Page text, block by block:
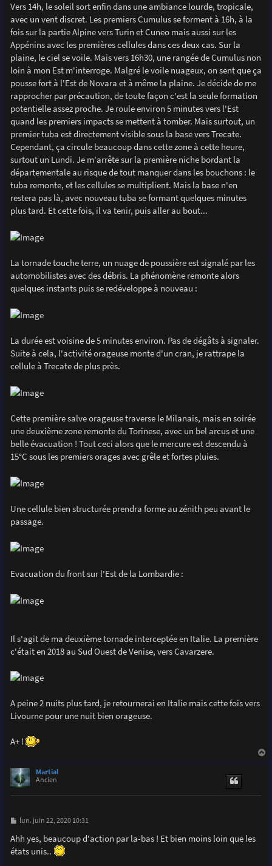
Vers 14h, le soleil sort enfin dans une ambiance lourde, tropicale,
avec un vent discret. Les premiers Cumulus se forment à 16h, à la
fois sur la partie Alpine vers Turin et Cuneo mais aussi sur les
Appénins avec les premières cellules dans ces deux cas. Sur la
plaine, le ciel se voile. Mais vers 16h30, une rangée de Cumulus non
loin à mon Est m'interroge. Malgré le voile nuageux, on sent que ça
pousse fort à l'Est de Novara et à même la plaine. Je décide de me
rapprocher par précaution, de toute façon c'est la seule formation
potentielle assez proche. Je roule environ 5 minutes vers l'Est
quand les premiers impacts se mettent à tomber. Mais surtout, un
premier tuba est directement visible sous la base vers Trecate.
Cependant, ça circule beaucoup dans cette zone à cette heure,
surtout un Lundi. Je m'arrête sur la première niche bordant la
départementale au risque de tout manquer dans les bouchons : le
tuba remonte, et les cellules se multiplient. Mais la base n'en
restera pas là, avec nouveau tuba se formant quelques minutes
plus tard. Et cette fois, il va tenir, puis aller au bout...
La tornade touche terre, un nuage de poussière est signalé par les
automobilistes avec des débris. La phénomène remonte alors
quelques instants puis se redéveloppe à nouveau :
La durée est voisine de 5 minutes environ. Pas de dégâts à signaler.
Suite à cela, l'activité orageuse monte d'un cran, je rattrape la
cellule à Trecate de plus près.
Cette première salve orageuse traverse le Milanais, mais en soirée
une deuxième zone remonte du Torinese, avec un bel arcus et une
belle évacuation ! Tout ceci alors que le mercure est descendu à
15°C sous les premiers orages avec grêle et fortes pluies.
Une cellule bien structurée prendra forme au zénith peu avant le
passage.
Evacuation du front sur l'Est de la Lombardie :
Il s'agit de ma deuxième tornade interceptée en Italie. La première
c'était en 2018 au Sud Ouest de Venise, vers Cavarzere.
A peine 2 nuits plus tard, je retournerai en Italie mais cette fois vers
Livourne pour une nuit bien orageuse.
A+ !
Martial
Ancien
M
s
s
a
lun. juin 22, 2020 10:31
Ahh yes, beaucoup d'action par la-bas ! Et bien moins loin que les
états unis..